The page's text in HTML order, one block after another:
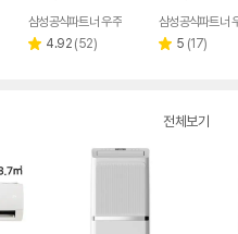
삼성공식파트너 우주
별 4.92 리
(52)
삼성공식파트너
별 5 리
(17)
전체보기